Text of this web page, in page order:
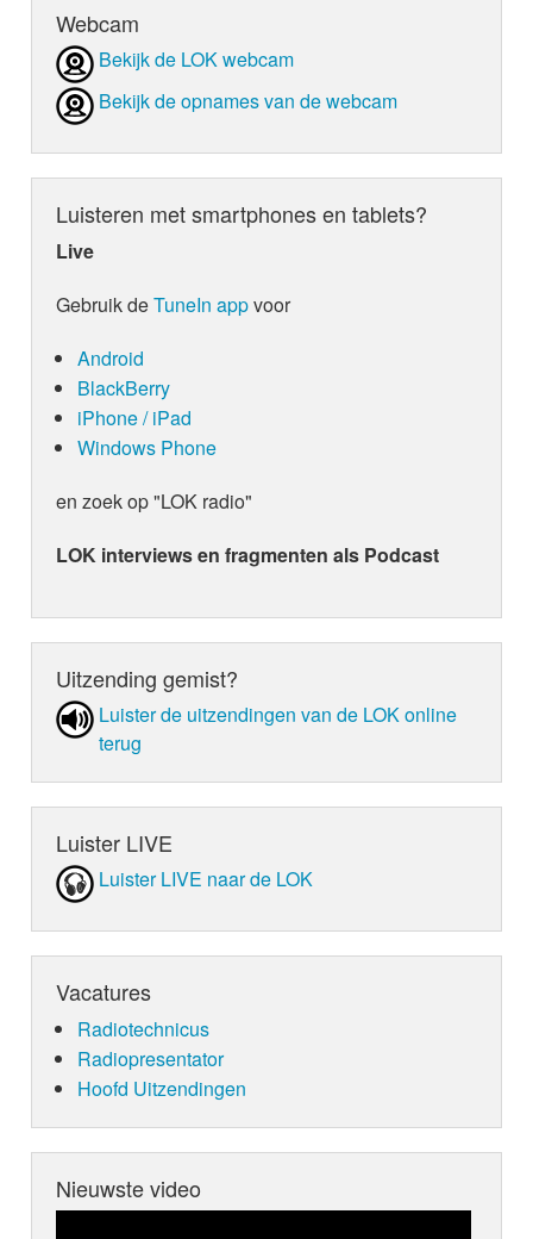
Webcam
Bekijk de LOK webcam
Bekijk de opnames van de webcam
Luisteren met smartphones en tablets?
Live
Gebruik deTuneIn appvoor
Android
BlackBerry
iPhone / iPad
Windows Phone
en zoek op "LOK radio"
LOK interviews en fragmenten als Podcast
Uitzending gemist?
Luister de uit­zen­din­gen van de LOK online
terug
Luister LIVE
Luister LIVE naar de LOK
Vacatures
Radiotechnicus
Radiopresentator
Hoofd Uitzendingen
Nieuwste video